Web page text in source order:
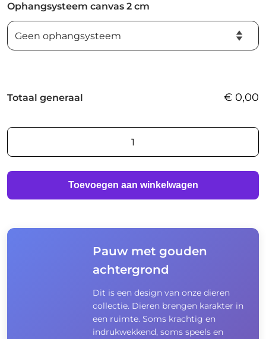
Ophangsysteem canvas 2 cm
Totaal generaal € 0,00
AI
foto
Toevoegen aan winkelwagen
Pauw met gouden
achtergrond
Dit is een design van onze dieren
collectie. Dieren brengen karakter in
een ruimte. Soms krachtig en
indrukwekkend, soms speels en